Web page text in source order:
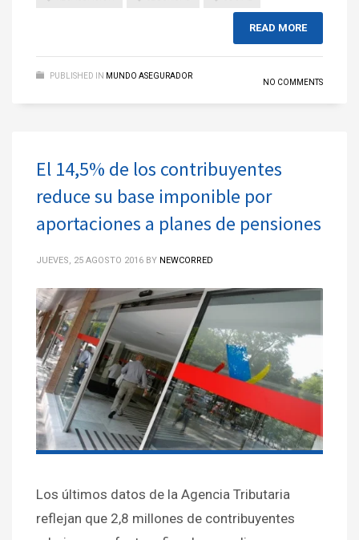
READ MORE
PUBLISHED IN MUNDO ASEGURADOR
NO COMMENTS
El 14,5% de los contribuyentes
reduce su base imponible por
aportaciones a planes de pensiones
JUEVES, 25 AGOSTO 2016 BY NEWCORRED
Los últimos datos de la Agencia Tributaria
reflejan que 2,8 millones de contribuyentes